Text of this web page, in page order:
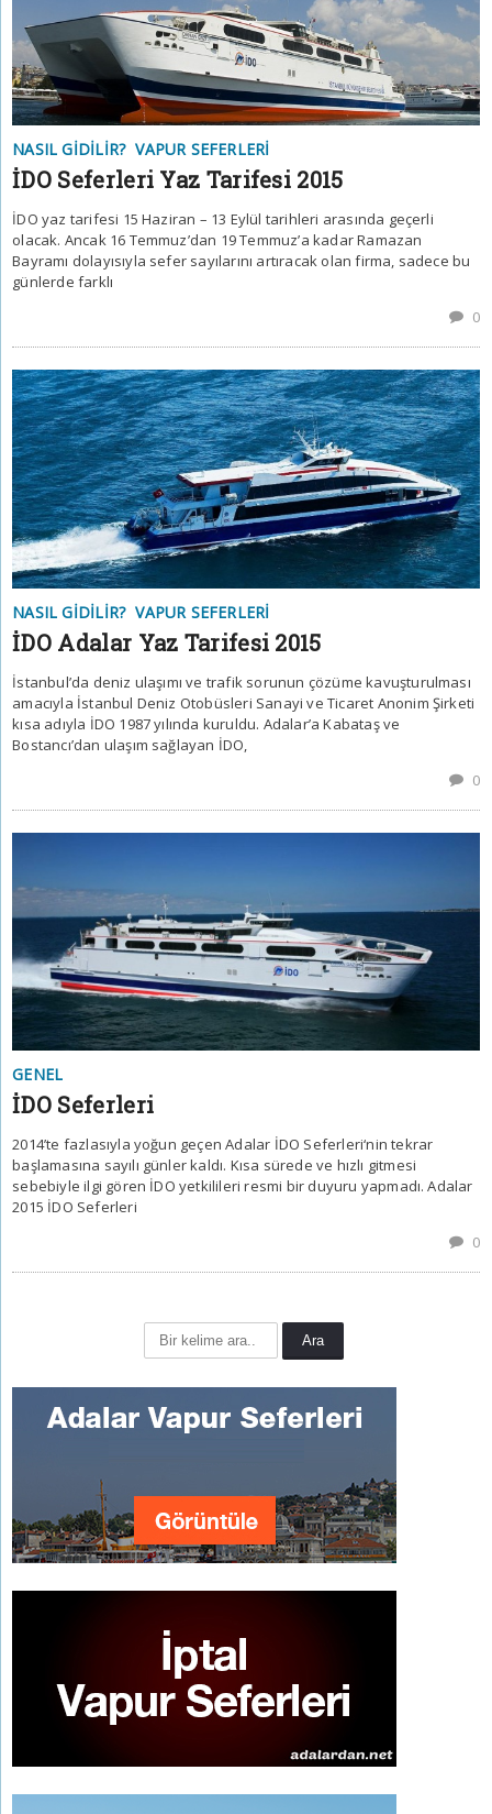
NASIL GIDILIR? VAPUR SEFERLERI
İDO Seferleri Yaz Tarifesi 2015
İDO yaz tarifesi 15 Haziran – 13 Eylül tarihleri arasında geçerli
olacak. Ancak 16 Temmuz’dan 19 Temmuz’a kadar Ramazan
Bayramı dolayısıyla sefer sayılarını artıracak olan firma, sadece bu
günlerde farklı
0
NASIL GIDILIR? VAPUR SEFERLERI
İDO Adalar Yaz Tarifesi 2015
İstanbul’da deniz ulaşımı ve trafik sorunun çözüme kavuşturulması
amacıyla İstanbul Deniz Otobüsleri Sanayi ve Ticaret Anonim Şirketi
kısa adıyla İDO 1987 yılında kuruldu. Adalar’a Kabataş ve
Bostancı’dan ulaşım sağlayan İDO,
0
GENEL
İDO Seferleri
2014’te fazlasıyla yoğun geçen Adalar İDO Seferleri‘nin tekrar
başlamasına sayılı günler kaldı. Kısa sürede ve hızlı gitmesi
sebebiyle ilgi gören İDO yetkilileri resmi bir duyuru yapmadı. Adalar
2015 İDO Seferleri
0